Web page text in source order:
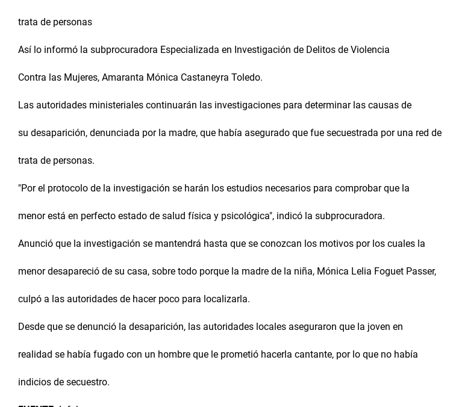
trata de personas
Así lo informó la subprocuradora Especializada en Investigación de Delitos de Violencia
Contra las Mujeres, Amaranta Mónica Castaneyra Toledo.
Las autoridades ministeriales continuarán las investigaciones para determinar las causas de
su desaparición, denunciada por la madre, que había asegurado que fue secuestrada por una red de
trata de personas.
"Por el protocolo de la investigación se harán los estudios necesarios para comprobar que la
menor está en perfecto estado de salud física y psicológica", indicó la subprocuradora.
Anunció que la investigación se mantendrá hasta que se conozcan los motivos por los cuales la
menor desapareció de su casa, sobre todo porque la madre de la niña, Mónica Lelia Foguet Passer,
culpó a las autoridades de hacer poco para localizarla.
Desde que se denunció la desaparición, las autoridades locales aseguraron que la joven en
realidad se había fugado con un hombre que le prometió hacerla cantante, por lo que no había
indicios de secuestro.